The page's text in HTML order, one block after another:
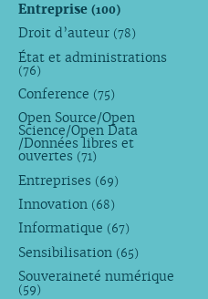
Entreprise (100)
Droit d’auteur (78)
État et administrations
(76)
Conference (75)
Open Source/Open
Science/Open Data
/Données libres et
ouvertes (71)
Entreprises (69)
Innovation (68)
Informatique (67)
Sensibilisation (65)
Souveraineté numérique
(59)